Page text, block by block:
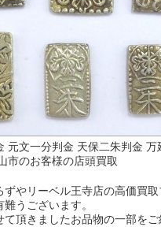
元文一分判金 天保二朱判金 万
市のお客様の店頭買取
ずやリーベル王寺店の高価買
うございます。
て頂きましたお品物の一部をご